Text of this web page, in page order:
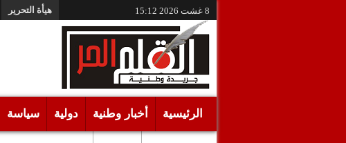
8 غشت 2026 15:12 هيأة التحرير
الرئيسية أخبار وطنية دولية سياسة